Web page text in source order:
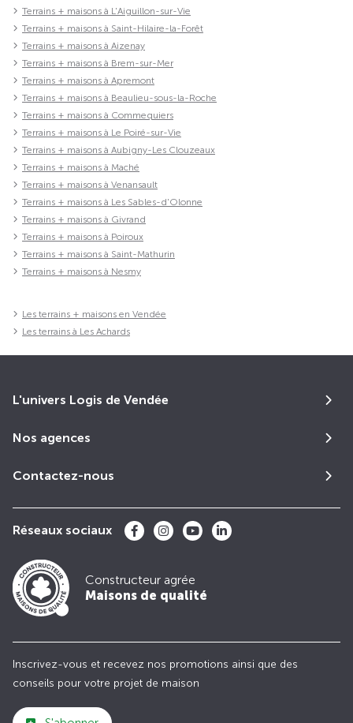
Terrains + maisons à L'Aiguillon-sur-Vie
Terrains + maisons à Saint-Hilaire-la-Forêt
Terrains + maisons à Aizenay
Terrains + maisons à Brem-sur-Mer
Terrains + maisons à Apremont
Terrains + maisons à Beaulieu-sous-la-Roche
Terrains + maisons à Commequiers
Terrains + maisons à Le Poiré-sur-Vie
Terrains + maisons à Aubigny-Les Clouzeaux
Terrains + maisons à Maché
Terrains + maisons à Venansault
Terrains + maisons à Les Sables-d'Olonne
Terrains + maisons à Givrand
Terrains + maisons à Poiroux
Terrains + maisons à Saint-Mathurin
Terrains + maisons à Nesmy
Les terrains + maisons en Vendée
Les terrains à Les Achards
L'univers Logis de Vendée
Nos agences
Contactez-nous
Réseaux sociaux
Constructeur agrée
Maisons de qualité
Inscrivez-vous et recevez nos promotions ainsi que des
conseils pour votre projet de maison